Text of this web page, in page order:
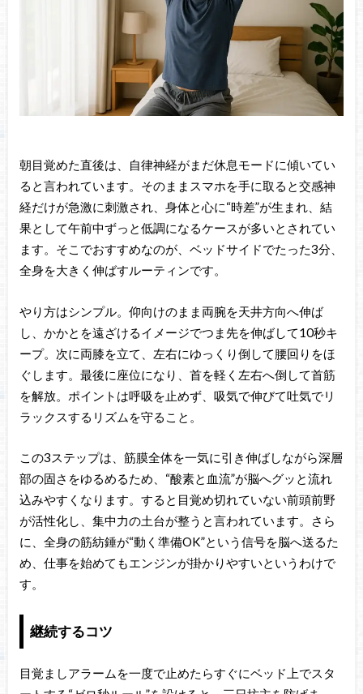
朝目覚めた直後は、自律神経がまだ休息モードに傾いてい
ると言われています。そのままスマホを手に取ると交感神
経だけが急激に刺激され、身体と心に“時差”が生まれ、結
果として午前中ずっと低調になるケースが多いとされてい
ます。そこでおすすめなのが、ベッドサイドでたった3分、
全身を大きく伸ばすルーティンです。
やり方はシンプル。仰向けのまま両腕を天井方向へ伸ば
し、かかとを遠ざけるイメージでつま先を伸ばして10秒キ
ープ。次に両膝を立て、左右にゆっくり倒して腰回りをほ
ぐします。最後に座位になり、首を軽く左右へ倒して首筋
を解放。ポイントは呼吸を止めず、吸気で伸びて吐気でリ
ラックスするリズムを守ること。
この3ステップは、筋膜全体を一気に引き伸ばしながら深層
部の固さをゆるめるため、“酸素と血流”が脳へグッと流れ
込みやすくなります。すると目覚め切れていない前頭前野
が活性化し、集中力の土台が整うと言われています。さら
に、全身の筋紡錘が“動く準備OK”という信号を脳へ送るた
め、仕事を始めてもエンジンが掛かりやすいというわけで
す。
継続するコツ
目覚ましアラームを一度で止めたらすぐにベッド上でスタ